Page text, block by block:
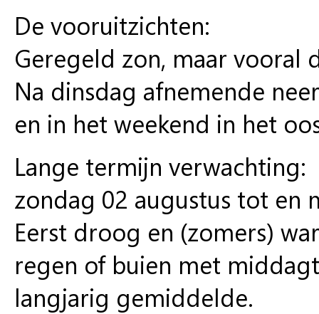
De vooruitzichten:
Geregeld zon, maar vooral
Na dinsdag afnemende
en in het weekend in het
Lange termijn verwachting:
zondag 02 augustus tot en
Eerst droog en (zomers)
regen of buien met
langjarig gemiddelde.